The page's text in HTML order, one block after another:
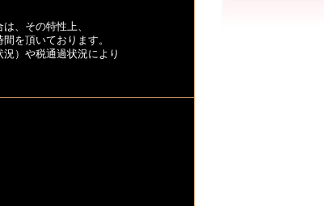
、その特性上、
を頂いております。
）や税通過状況により